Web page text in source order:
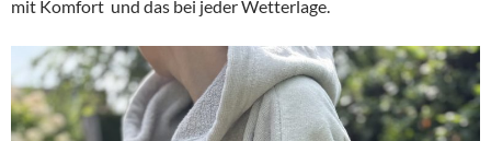
mit Komfort und das bei jeder Wetterlage.